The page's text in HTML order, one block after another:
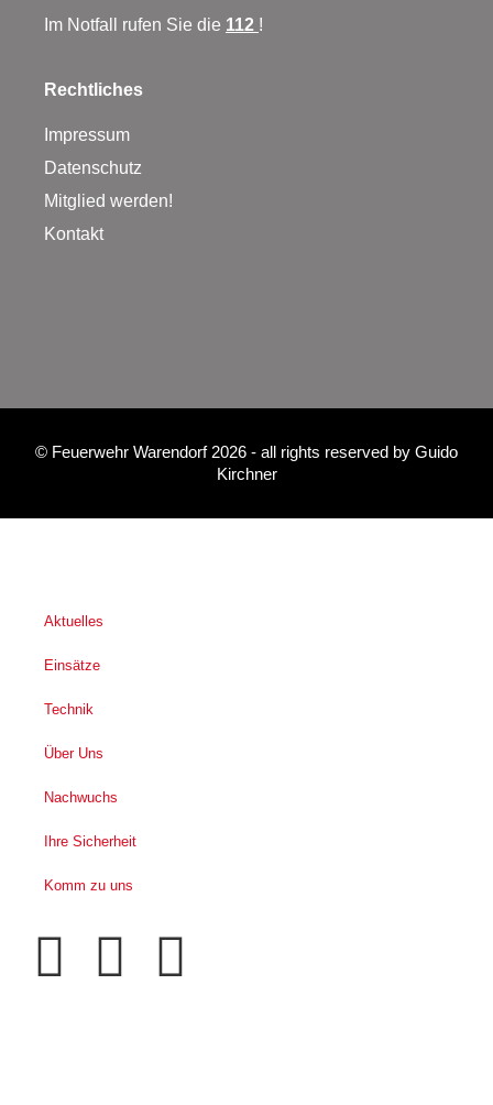
Im Notfall rufen Sie die 112 !
Rechtliches
Impressum
Datenschutz
Mitglied werden!
Kontakt
© Feuerwehr Warendorf 2026 - all rights reserved by Guido
Kirchner
Aktuelles
Einsätze
Technik
Über Uns
Nachwuchs
Ihre Sicherheit
Komm zu uns